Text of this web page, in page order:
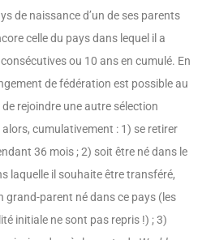
de naissance d’un de ses parents
celle du pays dans lequel il a
ou 10 ans en cumulé. En
de fédération est possible au
rejoindre une autre sélection
cumulativement : 1) se retirer
36 mois ; 2) soit être né dans le
laquelle il souhaite être transféré,
grand-parent né dans ce pays (les
initiale ne sont pas repris !) ; 3)